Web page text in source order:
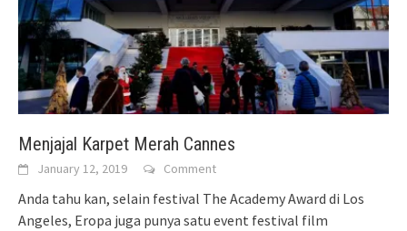
Menjajal Karpet Merah Cannes
January 12, 2019 Comment
Anda tahu kan, selain festival The Academy Award di Los
Angeles, Eropa juga punya satu event festival film